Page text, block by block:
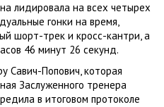
лидировала на всех четырех
гонки на время,
шорт-трек и кросс-кантри, а
46 минут 26 секунд.
Савич-Попович, которая
Заслуженного тренера
в итоговом протоколе